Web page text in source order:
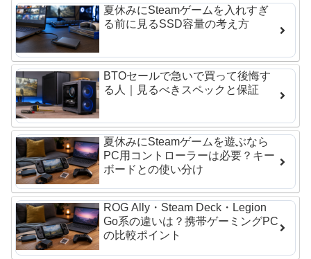
夏休みにSteamゲームを入れすぎ
る前に見るSSD容量の考え方
BTOセールで急いで買って後悔す
る人｜見るべきスペックと保証
夏休みにSteamゲームを遊ぶなら
PC用コントローラーは必要？キー
ボードとの使い分け
ROG Ally・Steam Deck・Legion
Go系の違いは？携帯ゲーミングPC
の比較ポイント